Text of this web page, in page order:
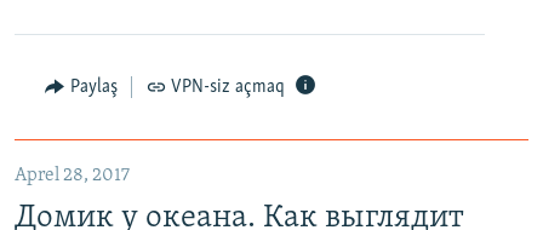
Paylaş VPN-siz açmaq
Aprel 28, 2017
Домик у океана. Как выглядит